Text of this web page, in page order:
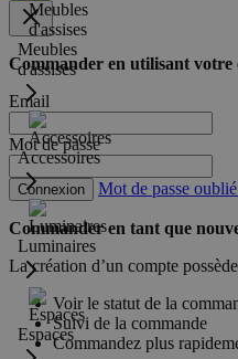
Meubles
d'assises
Accessoires
Luminaires
Espaces
Commander en utilisant votre
Email
Mot de passe
Connexion Mot de passe
Commander en tant que
La création d’un compte
Voir le statut de la
Suivi de la commande
Commandez plus